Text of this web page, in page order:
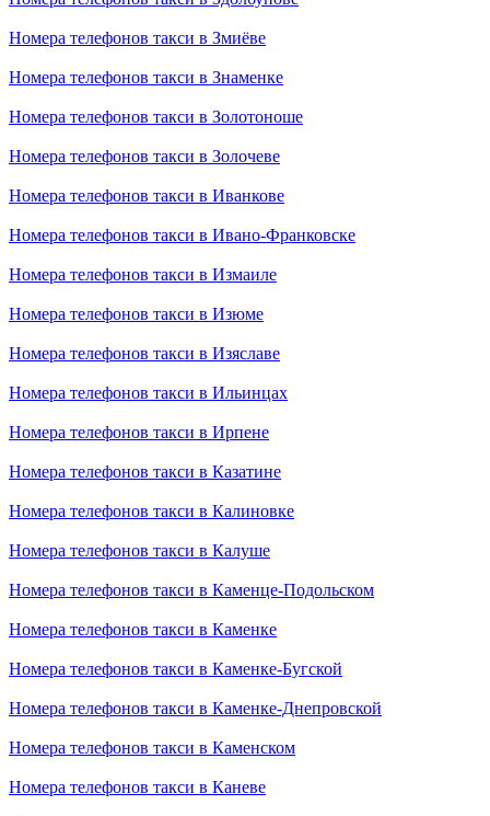
Номера телефонов такси в Змиёве
Номера телефонов такси в Знаменке
Номера телефонов такси в Золотоноше
Номера телефонов такси в Золочеве
Номера телефонов такси в Иванкове
Номера телефонов такси в Ивано-Франковске
Номера телефонов такси в Измаиле
Номера телефонов такси в Изюме
Номера телефонов такси в Изяславе
Номера телефонов такси в Ильинцах
Номера телефонов такси в Ирпене
Номера телефонов такси в Казатине
Номера телефонов такси в Калиновке
Номера телефонов такси в Калуше
Номера телефонов такси в Каменце-Подольском
Номера телефонов такси в Каменке
Номера телефонов такси в Каменке-Бугской
Номера телефонов такси в Каменке-Днепровской
Номера телефонов такси в Каменском
Номера телефонов такси в Каневе